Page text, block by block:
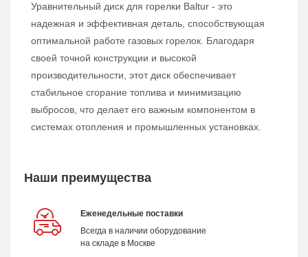
Уравнительный диск для горелки Baltur - это
надежная и эффективная деталь, способствующая
оптимальной работе газовых горелок. Благодаря
своей точной конструкции и высокой
производительности, этот диск обеспечивает
стабильное сгорание топлива и минимизацию
выбросов, что делает его важным компонентом в
системах отопления и промышленных установках.
Наши преимущества
Еженедельные поставки
Всегда в наличии оборудование
на складе в Москве